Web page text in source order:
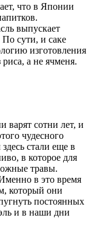
что в Японии
выпускает
сути, и саке
изготовления
а не ячменя.
варят сотни лет, и
чудесного
стали еще в
в которое для
травы.
в это время
который они
постоянных
и в наши дни